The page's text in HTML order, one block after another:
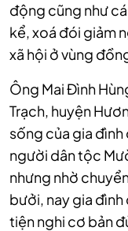
động cũng như
kể, xoá đói giảm
xã hội ở vùng
Ông Mai Đình
Trạch, huyện
sống của gia đình
người dân tộc
nhưng nhờ
bưởi, nay gia đình
tiện nghi cơ bản